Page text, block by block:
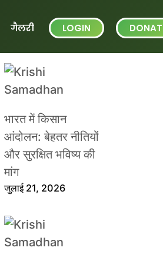
गैलरी LOGIN
भारत में किसान
आंदोलन: बेहतर नीतियों
और सुरक्षित भविष्य की
मांग
जुलाई 21, 2026